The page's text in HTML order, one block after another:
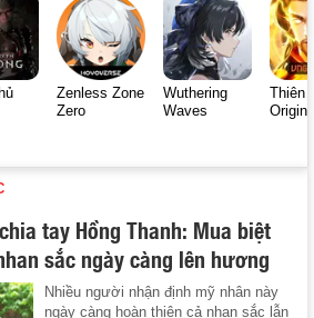
Zenless Zone
Zero
Wuthering
Waves
Thiên
Origin
tay Hồng Thanh: Mua biệt
sắc ngày càng lên hương
Nhiều người nhận định mỹ nhân này
ngày càng hoàn thiện cả nhan sắc lẫn